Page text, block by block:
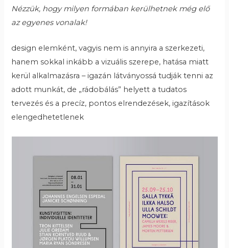
Nézzük, hogy milyen formában kerülhetnek még elő
az egyenes vonalak!
design elemként, vagyis nem is annyira a szerkezeti,
hanem sokkal inkább a vizuális szerepe, hatása miatt
kerül alkalmazásra – igazán látványossá tudják tenni az
adott munkát, de „rádobálás” helyett a tudatos
tervezés és a precíz, pontos elrendezések, igazítások
elengedhetetlenek